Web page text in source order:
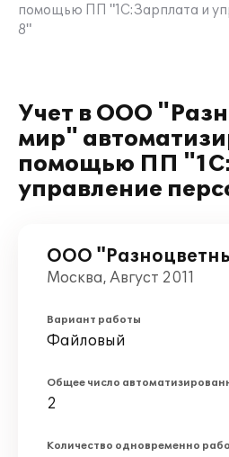
помощью ПП "1С:Зарплата и
8"
Учет в ООО
мир"
помощью ПП
управление
ООО
Москва, Август 2011
Вариант работы
Файловый
Общее число
2
Количество одновременно